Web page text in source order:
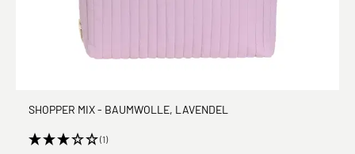
SHOPPER MIX - BAUMWOLLE, LAVENDEL
(1)